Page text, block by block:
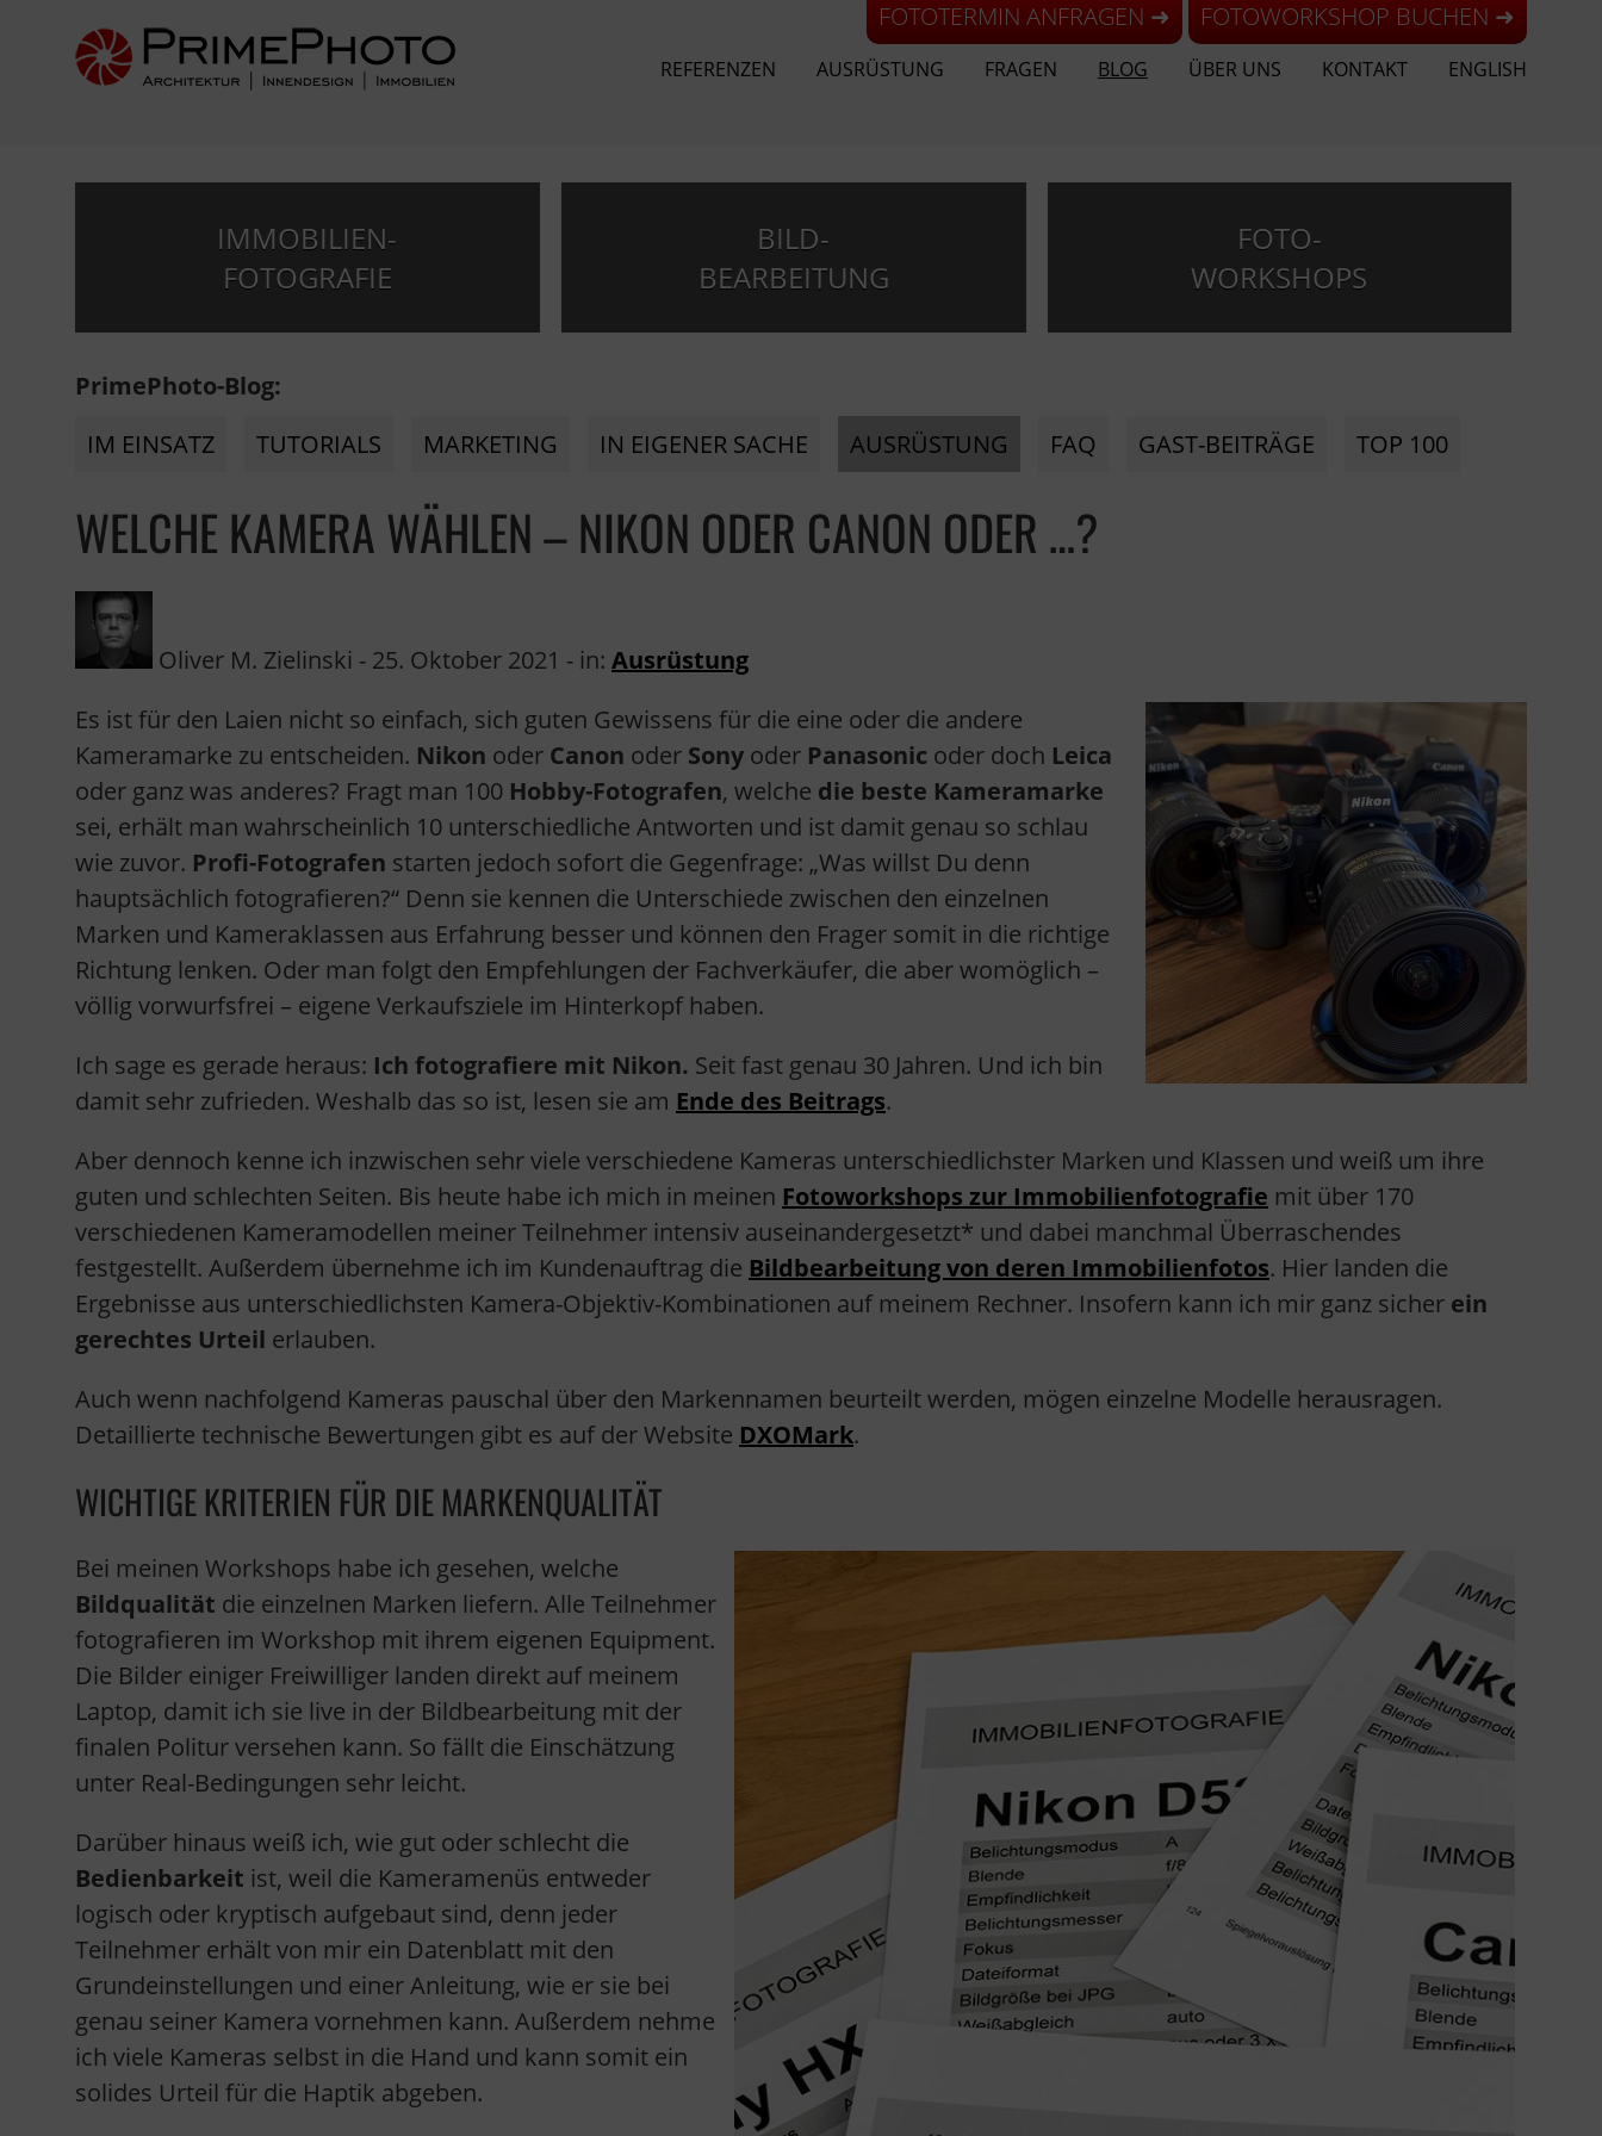
FOTOTERMIN ANFRAGEN ➜ FOTOWORKSHOP BUCHEN ➜
REFERENZEN AUSRÜSTUNG FRAGEN BLOG ÜBER UNS KONTAKT ENGLISH
IMMOBILIEN-
FOTOGRAFIE
BILD-
BEARBEITUNG
FOTO-
WORKSHOPS
PrimePhoto-Blog:
IM EINSATZ
TUTORIALS MARKETING IN EIGENER SACHE AUSRÜSTUNG FAQ GAST-BEITRÄGE TOP 100
WELCHE KAMERA WÄHLEN – NIKON ODER CANON ODER …?
Oliver M. Zielinski - 25. Oktober 2021 - in: Ausrüstung
Es ist für den Laien nicht so einfach, sich guten Gewissens für die eine oder die andere
Kameramarke zu entscheiden. Nikon oder Canon oder Sony oder Panasonic oder doch Leica
oder ganz was anderes? Fragt man 100 Hobby-Fotografen, welche die beste Kameramarke
sei, erhält man wahrscheinlich 10 unterschiedliche Antworten und ist damit genau so schlau
wie zuvor. Profi-Fotografen starten jedoch sofort die Gegenfrage: „Was willst Du denn
hauptsächlich fotografieren?“ Denn sie kennen die Unterschiede zwischen den einzelnen
Marken und Kameraklassen aus Erfahrung besser und können den Frager somit in die richtige
Richtung lenken. Oder man folgt den Empfehlungen der Fachverkäufer, die aber womöglich –
völlig vorwurfsfrei – eigene Verkaufsziele im Hinterkopf haben.
Ich sage es gerade heraus: Ich fotografiere mit Nikon. Seit fast genau 30 Jahren. Und ich bin
damit sehr zufrieden. Weshalb das so ist, lesen sie am Ende des Beitrags.
Aber dennoch kenne ich inzwischen sehr viele verschiedene Kameras unterschiedlichster Marken und Klassen und weiß um ihre
guten und schlechten Seiten. Bis heute habe ich mich in meinen Fotoworkshops zur Immobilienfotografie mit über 170
verschiedenen Kameramodellen meiner Teilnehmer intensiv auseinandergesetzt* und dabei manchmal Überraschendes
festgestellt. Außerdem übernehme ich im Kundenauftrag die Bildbearbeitung von deren Immobilienfotos. Hier landen die
Ergebnisse aus unterschiedlichsten Kamera-Objektiv-Kombinationen auf meinem Rechner. Insofern kann ich mir ganz sicher ein
gerechtes Urteil erlauben.
Auch wenn nachfolgend Kameras pauschal über den Markennamen beurteilt werden, mögen einzelne Modelle herausragen.
Detaillierte technische Bewertungen gibt es auf der Website DXOMark.
WICHTIGE KRITERIEN FÜR DIE MARKENQUALITÄT
Bei meinen Workshops habe ich gesehen, welche
Bildqualität die einzelnen Marken liefern. Alle Teilnehmer
fotografieren im Workshop mit ihrem eigenen Equipment.
Die Bilder einiger Freiwilliger landen direkt auf meinem
Laptop, damit ich sie live in der Bildbearbeitung mit der
finalen Politur versehen kann. So fällt die Einschätzung
unter Real-Bedingungen sehr leicht.
Darüber hinaus weiß ich, wie gut oder schlecht die
Bedienbarkeit ist, weil die Kameramenüs entweder
logisch oder kryptisch aufgebaut sind, denn jeder
Teilnehmer erhält von mir ein Datenblatt mit den
Grundeinstellungen und einer Anleitung, wie er sie bei
genau seiner Kamera vornehmen kann. Außerdem nehme
ich viele Kameras selbst in die Hand und kann somit ein
solides Urteil für die Haptik abgeben.